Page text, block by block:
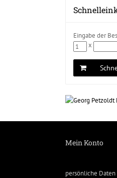
Eingabe der
x
Mein Konto
persönliche Daten